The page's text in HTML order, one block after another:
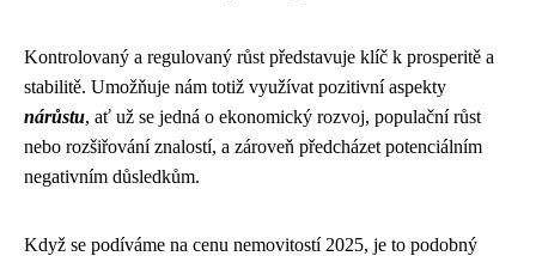
Kontrolovaný a regulovaný růst představuje klíč k prosperitě a
stabilitě. Umožňuje nám totiž využívat pozitivní aspekty
nárůstu, ať už se jedná o ekonomický rozvoj, populační růst
nebo rozšiřování znalostí, a zároveň předcházet potenciálním
negativním důsledkům.
Když se podíváme na cenu nemovitostí 2025, je to podobný